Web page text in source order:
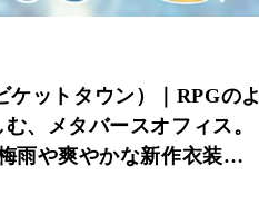
ケットタウン）｜RPGのよ
、メタバースオフィス。
雨や爽やかな新作衣装が